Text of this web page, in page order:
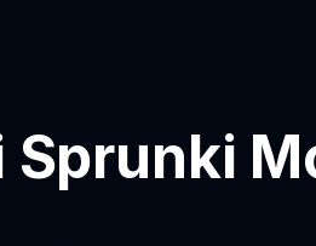
Sprunki